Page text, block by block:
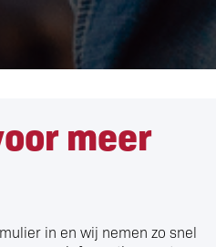
meer
in en wij nemen zo snel